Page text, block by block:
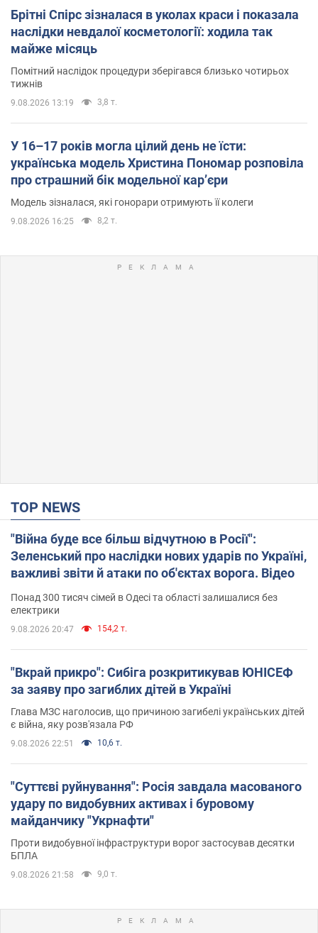
Брітні Спірс зізналася в уколах краси і показала
наслідки невдалої косметології: ходила так
майже місяць
Помітний наслідок процедури зберігався близько чотирьох
тижнів
9.08.2026 13:19 3,8 т.
У 16–17 років могла цілий день не їсти:
українська модель Христина Пономар розповіла
про страшний бік модельної кар’єри
Модель зізналася, які гонорари отримують її колеги
9.08.2026 16:25 8,2 т.
TOP NEWS
"Війна буде все більш відчутною в Росії":
Зеленський про наслідки нових ударів по Україні,
важливі звіти й атаки по об'єктах ворога. Відео
Понад 300 тисяч сімей в Одесі та області залишалися без
електрики
9.08.2026 20:47 154,2 т.
"Вкрай прикро": Сибіга розкритикував ЮНІСЕФ
за заяву про загиблих дітей в Україні
Глава МЗС наголосив, що причиною загибелі українських дітей
є війна, яку розв'язала РФ
9.08.2026 22:51 10,6 т.
"Суттєві руйнування": Росія завдала масованого
удару по видобувних активах і буровому
майданчику "Укрнафти"
Проти видобувної інфраструктури ворог застосував десятки
БПЛА
9.08.2026 21:58 9,0 т.